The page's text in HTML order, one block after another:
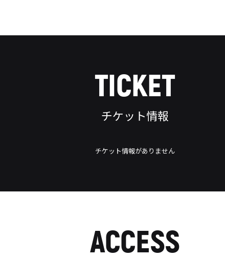
TICKET
チケット情報
チケット情報がありません
ACCESS